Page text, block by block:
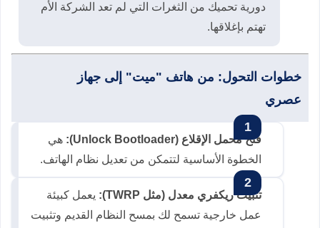
دورية تحميك من الثغرات التي لم تعد الشركة الأم
تهتم بإغلاقها.
خطوات التحول: من هاتف "ميت" إلى جهاز
عصري
فتح محمل الإقلاع (Unlock Bootloader):
هي
الخطوة الأساسية لتتمكن من تعديل نظام الهاتف.
تثبيت ريكفري معدل (مثل TWRP):
يعمل كبيئة
عمل خارجية تسمح لك بمسح النظام القديم وتثبيت